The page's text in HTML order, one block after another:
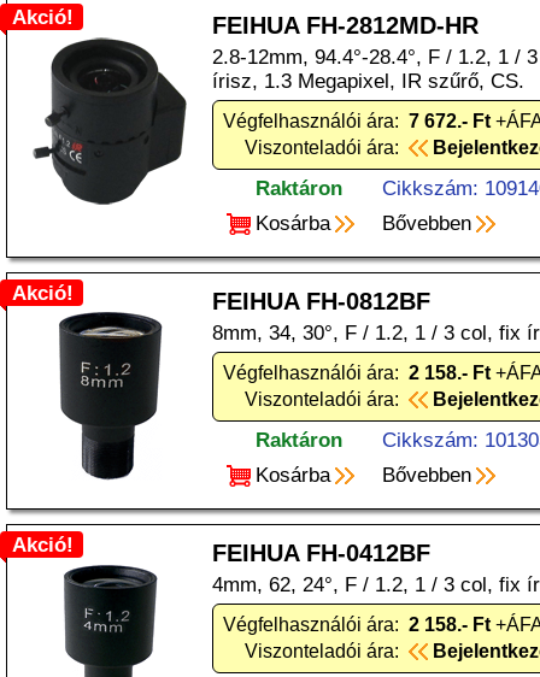
Akció! FEIHUA FH-2812MD-HR
2.8-12mm, 94.4°-28.4°, F / 1.2, 1 /
írisz, 1.3 Megapixel, IR szűrő, CS.
Végfelhasználói ára: 7 672.- Ft
Viszonteladói ára:
Raktáron
Cikkszám:
Kosárba
Bővebben
Akció! FEIHUA FH-0812BF
8mm, 34, 30°, F / 1.2, 1 / 3 col, fix
Végfelhasználói ára: 2 158.- Ft
Viszonteladói ára:
Raktáron
Cikkszám:
Kosárba
Bővebben
Akció! FEIHUA FH-0412BF
4mm, 62, 24°, F / 1.2, 1 / 3 col, fix
Végfelhasználói ára: 2 158.- Ft
Viszonteladói ára: